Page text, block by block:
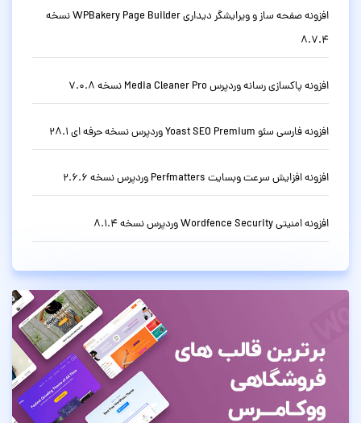
افزونه صفحه ساز و ویرایشگر دیداری WPBakery Page Builder نسخه
8.7.4
افزونه پاکسازی رسانه وردپرس Media Cleaner Pro نسخه 7.0.8
افزونه فارسی سئو Yoast SEO Premium وردپرس نسخه حرفه ای 28.1
افزونه افزایش سرعت وبسایت Perfmatters وردپرس نسخه 2.6.6
افزونه امنیتی Wordfence Security وردپرس نسخه 8.1.4